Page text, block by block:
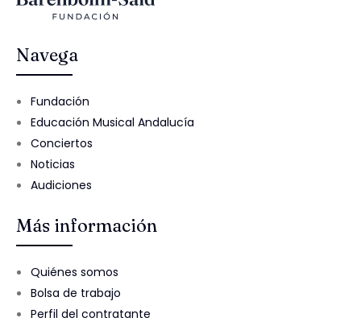
Navega
Fundación
Educación Musical Andalucía
Conciertos
Noticias
Audiciones
Más información
Quiénes somos
Bolsa de trabajo
Perfil del contratante